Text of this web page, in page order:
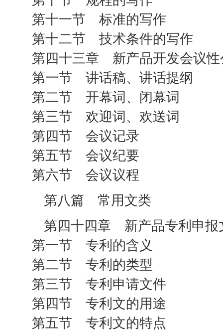
第十一节 标准的写作
第十二节 技术条件的写作
第四十三章 新产品开发会议性
第一节 讲话稿、讲话提纲
第二节 开幕词、闭幕词
第三节 欢迎词、欢送词
第四节 会议记录
第五节 会议纪要
第六节 会议议程
第八篇 常用文类
第四十四章 新产品专利申报
第一节 专利的含义
第二节 专利的类型
第三节 专利申请文件
第四节 专利文的用途
第五节 专利文的特点